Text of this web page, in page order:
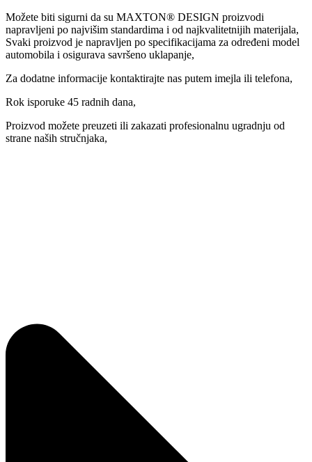
Možete biti sigurni da su MAXTON® DESIGN proizvodi
napravljeni po najvišim standardima i od najkvalitetnijih materijala,
Svaki proizvod je napravljen po specifikacijama za određeni model
automobila i osigurava savršeno uklapanje,
Za dodatne informacije kontaktirajte nas putem imejla ili telefona,
Rok isporuke 45 radnih dana,
Proizvod možete preuzeti ili zakazati profesionalnu ugradnju od
strane naših stručnjaka,